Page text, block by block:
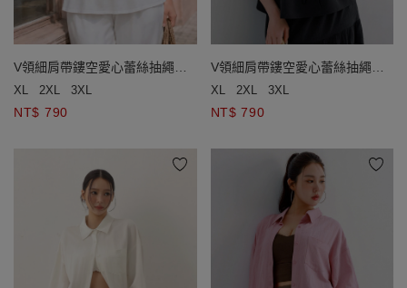
V領細肩帶鏤空愛心蕾絲抽繩收
腰傘擺背心(附胸墊)
XL 2XL 3XL
NT$ 790
V領細肩帶鏤空愛心蕾絲抽繩收
腰傘擺背心(附胸墊)
XL 2XL 3XL
NT$ 790